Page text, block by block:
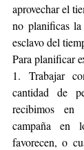
aprovechar el
no planificas
esclavo del
Para planificar
1. Trabajar
cantidad de
recibimos
campaña en
favorecen, o